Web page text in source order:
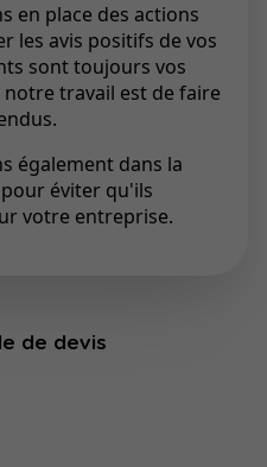
en place des actions
les avis positifs de vos
sont toujours vos
travail est de faire
également dans la
éviter qu'ils
votre entreprise.
de devis